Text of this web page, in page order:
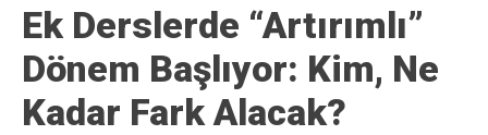
Ek Derslerde “Artırımlı”
Dönem Başlıyor: Kim, Ne
Kadar Fark Alacak?